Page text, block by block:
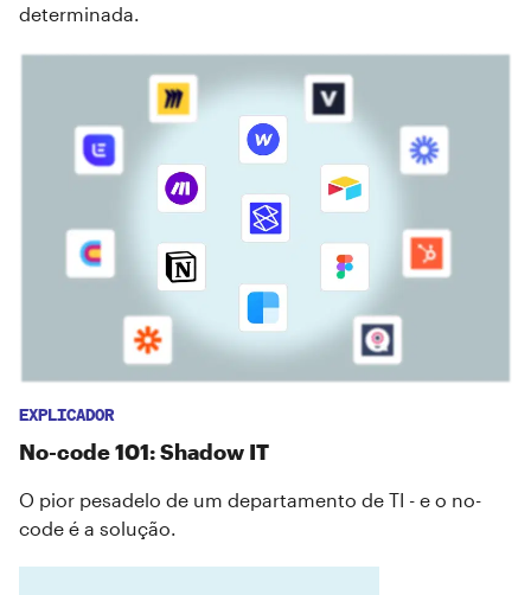
determinada.
EXPLICADOR
No-code 101: Shadow IT
O pior pesadelo de um departamento de TI - e o no-
code é a solução.